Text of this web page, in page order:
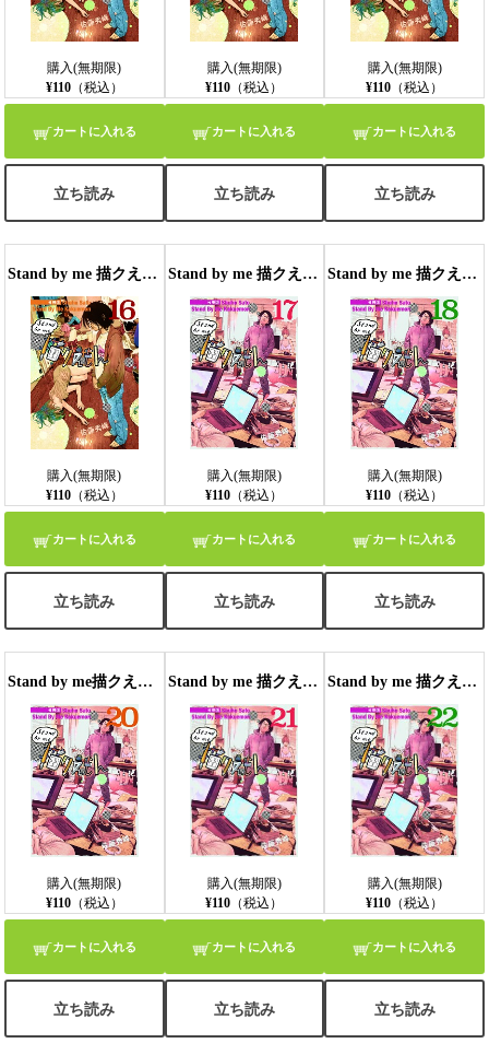
購入(無期限)
¥110（税込）
カートに入れる
立ち読み
購入(無期限)
¥110 （税込）
カートに入れる
立ち読み
購入(無期限)
¥110 （税込）
カートに入れる
立ち読み
Stand by me 描クえもん 分冊版16
購入(無期限)
¥110（税込）
カートに入れる
立ち読み
Stand by me 描クえもん 分冊版17
購入(無期限)
¥110 （税込）
カートに入れる
立ち読み
Stand by me 描クえもん 分冊版18
購入(無期限)
¥110 （税込）
カートに入れる
立ち読み
Stand by me描クえもん 分冊版20
購入(無期限)
¥110（税込）
カートに入れる
立ち読み
Stand by me 描クえもん 分冊版 21
購入(無期限)
¥110 （税込）
カートに入れる
立ち読み
Stand by me 描クえもん 分冊版22
購入(無期限)
¥110 （税込）
カートに入れる
立ち読み